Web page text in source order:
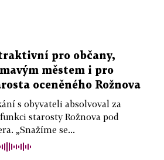
pro občany,
městem i pro
oceněného Rožnova
s obyvateli absolvoval za
starosty Rožnova pod
„Snažíme se...